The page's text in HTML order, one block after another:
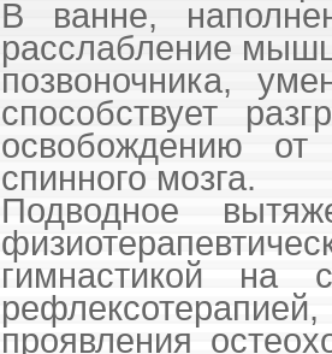
В ванне,
расслабление
позвоночника,
способствует
освобождению от
спинного мозга.
Подводное
гимнастикой
рефлексотерапией,
проявления